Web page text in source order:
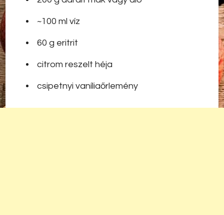
~100 ml víz
60 g eritrit
citrom reszelt héja
csipetnyi vaníliaőrlemény